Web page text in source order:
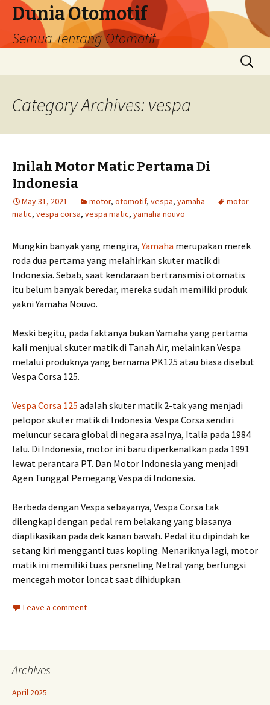
Dunia Otomotif
Semua Tentang Otomotif
Search
for:
Category Archives: vespa
Inilah Motor Matic Pertama Di
Indonesia
May 31, 2021 motor, otomotif, vespa, yamaha
motor
matic, vespa corsa, vespa matic, yamaha nouvo
Mungkin banyak yang mengira,Yamaha merupakan merek
roda dua pertama yang melahirkan skuter matik di
Indonesia. Sebab, saat kendaraan bertransmisi otomatis
itu belum banyak beredar, mereka sudah memiliki produk
yakni Yamaha Nouvo.
Meski begitu, pada faktanya bukan Yamaha yang pertama
kali menjual skuter matik di Tanah Air, melainkan Vespa
melalui produknya yang bernama PK125 atau biasa disebut
Vespa Corsa 125.
Vespa Corsa 125 adalah skuter matik 2-tak yang menjadi
pelopor skuter matik di Indonesia. Vespa Corsa sendiri
meluncur secara global di negara asalnya, Italia pada 1984
lalu. Di Indonesia, motor ini baru diperkenalkan pada 1991
lewat perantara PT. Dan Motor Indonesia yang menjadi
Agen Tunggal Pemegang Vespa di Indonesia.
Berbeda dengan Vespa sebayanya, Vespa Corsa tak
dilengkapi dengan pedal rem belakang yang biasanya
diaplikasikan pada dek kanan bawah. Pedal itu dipindah ke
setang kiri mengganti tuas kopling. Menariknya lagi, motor
matik ini memiliki tuas persneling Netral yang berfungsi
mencegah motor loncat saat dihidupkan.
Leave a comment
Archives
April 2025